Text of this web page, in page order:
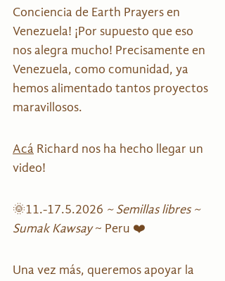
Conciencia de Earth Prayers en
Venezuela! ¡Por supuesto que eso
nos alegra mucho! Precisamente en
Venezuela, como comunidad, ya
hemos alimentado tantos proyectos
maravillosos.
Acá Richard nos ha hecho llegar un
video!
🌞11.-17.5.2026 ~ Semillas libres ~
Sumak Kawsay ~ Peru ❤️
Una vez más, queremos apoyar la